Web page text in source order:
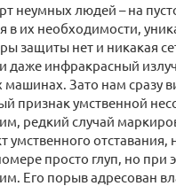
неумных людей – на
в их необходимости,
защиты нет и никакая
даже инфракрасный
машинах. Зато нам сразу
признак умственной
редкий случай
умственного
просто глуп, но при
Его порыв адресован